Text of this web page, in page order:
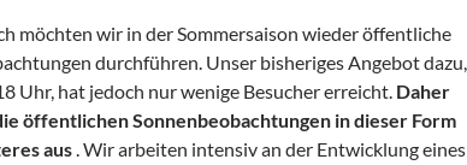
möchten wir in der Sommersaison wieder öffentliche
durchführen. Unser bisheriges Angebot dazu,
Uhr, hat jedoch nur wenige Besucher erreicht. Daher
öffentlichen Sonnenbeobachtungen in dieser Form
aus . Wir arbeiten intensiv an der Entwicklung eines